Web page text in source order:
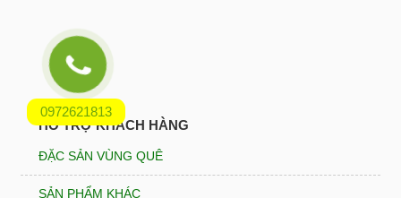
0972621813
HỖ TRỢ KHÁCH HÀNG
ĐẶC SẢN VÙNG QUÊ
SẢN PHẨM KHÁC